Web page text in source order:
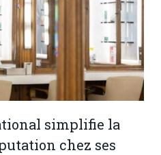
simplifie la
chez ses